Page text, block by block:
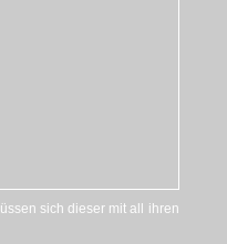
sich dieser mit all ihren